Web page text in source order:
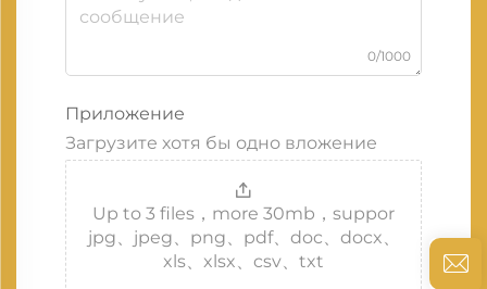
0/1000
Приложение
Загрузите хотя бы одно вложение
Up to 3 files，more 30mb，suppor
jpg、jpeg、png、pdf、doc、docx、
xls、xlsx、csv、txt